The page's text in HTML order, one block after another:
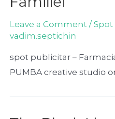
Leave a Comment /
vadim.septichin
spot publicitar –
PUMBA creative studio